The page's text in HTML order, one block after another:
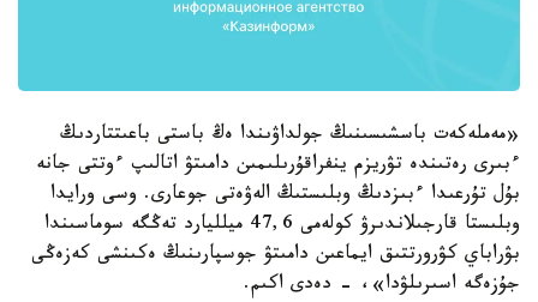
«مەملەكەت باسشىسىنىڭ جولداۋىندا ەڭ باستى باعىتتاردىڭ
ءبىرى رەتىندە تۋريزم ينفراقۇرىلىمىن دامىتۋ اتالىپ ءوتتى جانە
بۇل تۇرعىدا ءبىزدىڭ وبلىستىڭ الەۋەتى جوعارى. وسى ورايدا
وبلىستا قارجىلاندىرۋ كولەمى 47,6 ميلليارد تەڭگە سوماسىندا
بۋراباي كۋرورتتىق ايماعىن دامىتۋ جوسپارىنىڭ ەكىنشى كەزەڭى
جۇزەگە اسىرىلۋدا»، - دەدى اكىم.